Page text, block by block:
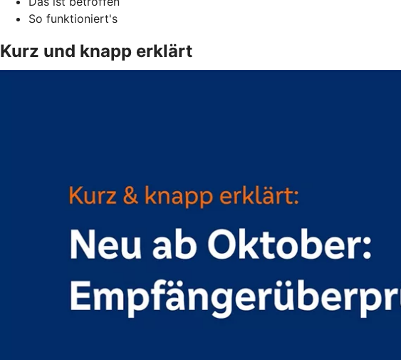
So funktioniert's
Kurz und knapp erklärt